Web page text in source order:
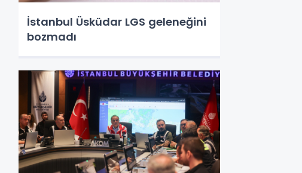
İstanbul Üsküdar LGS geleneğini
bozmadı